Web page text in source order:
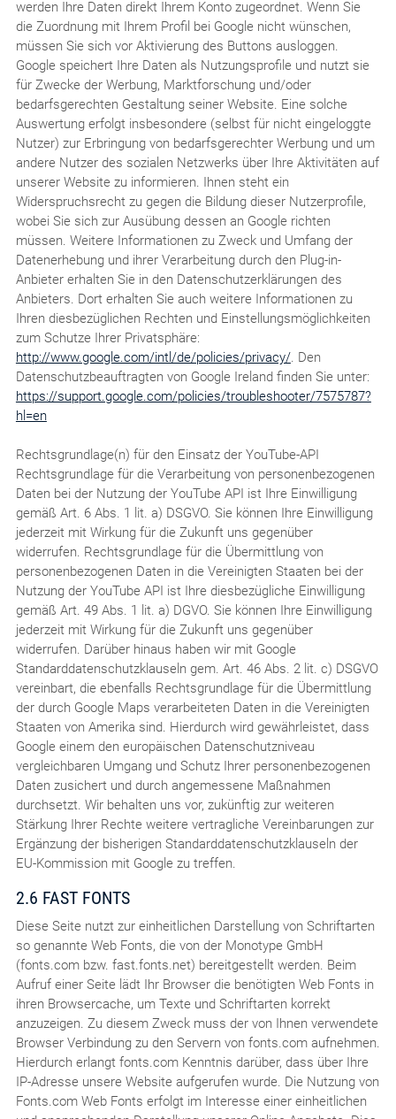
werden Ihre Daten direkt Ihrem Konto zugeordnet. Wenn Sie
die Zuordnung mit Ihrem Profil bei Google nicht wünschen,
müssen Sie sich vor Aktivierung des Buttons ausloggen.
Google speichert Ihre Daten als Nutzungsprofile und nutzt sie
für Zwecke der Werbung, Marktforschung und/oder
bedarfsgerechten Gestaltung seiner Website. Eine solche
Auswertung erfolgt insbesondere (selbst für nicht eingeloggte
Nutzer) zur Erbringung von bedarfsgerechter Werbung und um
andere Nutzer des sozialen Netzwerks über Ihre Aktivitäten auf
unserer Website zu informieren. Ihnen steht ein
Widerspruchsrecht zu gegen die Bildung dieser Nutzerprofile,
wobei Sie sich zur Ausübung dessen an Google richten
müssen. Weitere Informationen zu Zweck und Umfang der
Datenerhebung und ihrer Verarbeitung durch den Plug-in-
Anbieter erhalten Sie in den Datenschutzerklärungen des
Anbieters. Dort erhalten Sie auch weitere Informationen zu
Ihren diesbezüglichen Rechten und Einstellungsmöglichkeiten
zum Schutze Ihrer Privatsphäre:
http://www.google.com/intl/de/policies/privacy/. Den
Datenschutzbeauftragten von Google Ireland finden Sie unter:
https://support.google.com/policies/troubleshooter/7575787?
hl=en
Rechtsgrundlage(n) für den Einsatz der YouTube-API
Rechtsgrundlage für die Verarbeitung von personenbezogenen
Daten bei der Nutzung der YouTube API ist Ihre Einwilligung
gemäß Art. 6 Abs. 1 lit. a) DSGVO. Sie können Ihre Einwilligung
jederzeit mit Wirkung für die Zukunft uns gegenüber
widerrufen. Rechtsgrundlage für die Übermittlung von
personenbezogenen Daten in die Vereinigten Staaten bei der
Nutzung der YouTube API ist Ihre diesbezügliche Einwilligung
gemäß Art. 49 Abs. 1 lit. a) DGVO. Sie können Ihre Einwilligung
jederzeit mit Wirkung für die Zukunft uns gegenüber
widerrufen. Darüber hinaus haben wir mit Google
Standarddatenschutzklauseln gem. Art. 46 Abs. 2 lit. c) DSGVO
vereinbart, die ebenfalls Rechtsgrundlage für die Übermittlung
der durch Google Maps verarbeiteten Daten in die Vereinigten
Staaten von Amerika sind. Hierdurch wird gewährleistet, dass
Google einem den europäischen Datenschutzniveau
vergleichbaren Umgang und Schutz Ihrer personenbezogenen
Daten zusichert und durch angemessene Maßnahmen
durchsetzt. Wir behalten uns vor, zukünftig zur weiteren
Stärkung Ihrer Rechte weitere vertragliche Vereinbarungen zur
Ergänzung der bisherigen Standarddatenschutzklauseln der
EU-Kommission mit Google zu treffen.
2.6 FAST FONTS
Diese Seite nutzt zur einheitlichen Darstellung von Schriftarten
so genannte Web Fonts, die von der Monotype GmbH
(fonts.com bzw. fast.fonts.net) bereitgestellt werden. Beim
Aufruf einer Seite lädt Ihr Browser die benötigten Web Fonts in
ihren Browsercache, um Texte und Schriftarten korrekt
anzuzeigen. Zu diesem Zweck muss der von Ihnen verwendete
Browser Verbindung zu den Servern von fonts.com aufnehmen.
Hierdurch erlangt fonts.com Kenntnis darüber, dass über Ihre
IP-Adresse unsere Website aufgerufen wurde. Die Nutzung von
Fonts.com Web Fonts erfolgt im Interesse einer einheitlichen